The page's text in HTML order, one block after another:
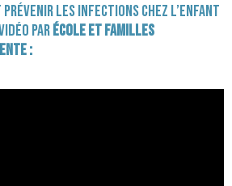
prévenir les infections chez l’enfant
parÉcole et Familles
: